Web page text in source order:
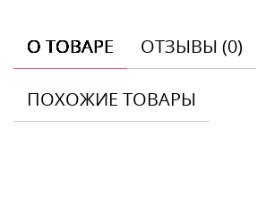
О ТОВАРЕ ОТЗЫВЫ (0)
ПОХОЖИЕ ТОВАРЫ